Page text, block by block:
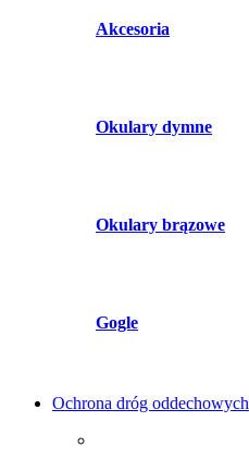
Akcesoria
Okulary dymne
Okulary brązowe
Gogle
Ochrona dróg oddechowych